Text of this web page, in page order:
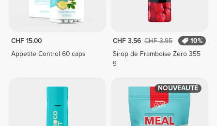
CHF 15.00
Appetite Control 60 caps
CHF 3.56 CHF 3.95
10%
Sirop de Framboise Zero 355
g
NOUVEAUTÉ